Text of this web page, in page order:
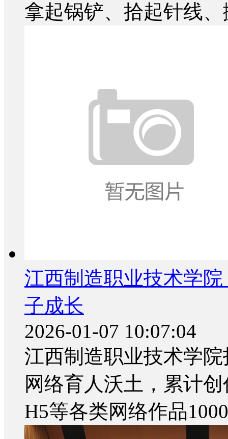
拿起锅铲、拾起针线
江西制造职业技术学
子成长
2026-01-07 10:07:04
江西制造职业技术学
网络育人沃土，累计
H5等各类网络作品